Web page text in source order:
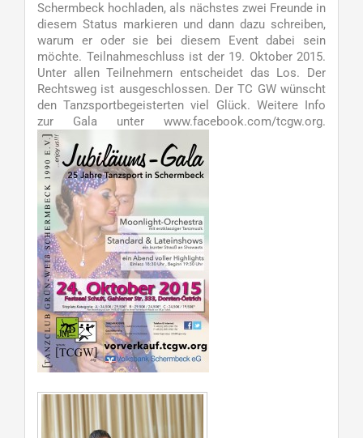
Schermbeck hochladen, als nächstes zwei Freunde in
diesem Status markieren und dann dazu schreiben,
warum er oder sie bei diesem Event dabei sein
möchte. Teilnahmeschluss ist der 19. Oktober 2015.
Unter allen Teilnehmern entscheidet das Los. Der
Rechtsweg ist ausgeschlossen. Der TC GW wünscht
den Tanzsportbegeisterten viel Glück. Weitere Info
zur Gala unter www.facebook.com/tcgw.org.